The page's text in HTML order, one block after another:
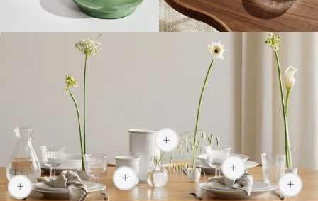
479 zł
179 zł
599 zł
329 zł